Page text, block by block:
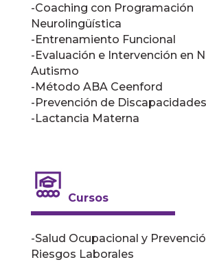
-Coaching con Programación
Neurolingüística
-Entrenamiento Funcional
-Evaluación e Intervención en
Autismo
-Método ABA Ceenford
-Prevención de Discapacidades
-Lactancia Materna
Cursos
-Salud Ocupacional y
Riesgos Laborales